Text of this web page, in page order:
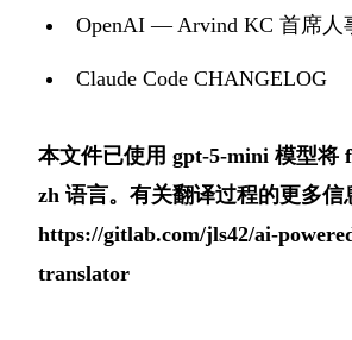
OpenAI — Arvind KC 首席人
Claude Code CHANGELOG
本文件已使用 gpt-5-mini 模型将
zh 语言。有关翻译过程的更多信
https://gitlab.com/jls42/ai-
translator